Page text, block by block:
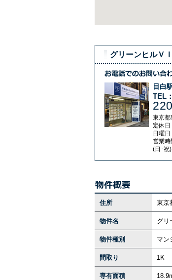
グリーンヒルＶ
目白
TEL：
東京都
定休
日曜日
営業
(日･祝
住所 東京
物件名 グリ
物件種別 マン
間取り 1K
専有面積